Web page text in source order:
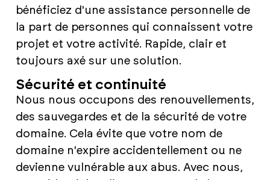
bénéficiez d'une assistance personnelle de
la part de personnes qui connaissent votre
projet et votre activité. Rapide, clair et
toujours axé sur une solution.
Sécurité et continuité
Nous nous occupons des renouvellements,
des sauvegardes et de la sécurité de votre
domaine. Cela évite que votre nom de
domaine n'expire accidentellement ou ne
devienne vulnérable aux abus. Avec nous,